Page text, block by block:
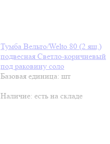
Тумба Вельто/Welto 80 (2 ящ.)
подвесная Светло-коричневый
под раковину соло
Базовая единица: шт
Наличие: есть на складе